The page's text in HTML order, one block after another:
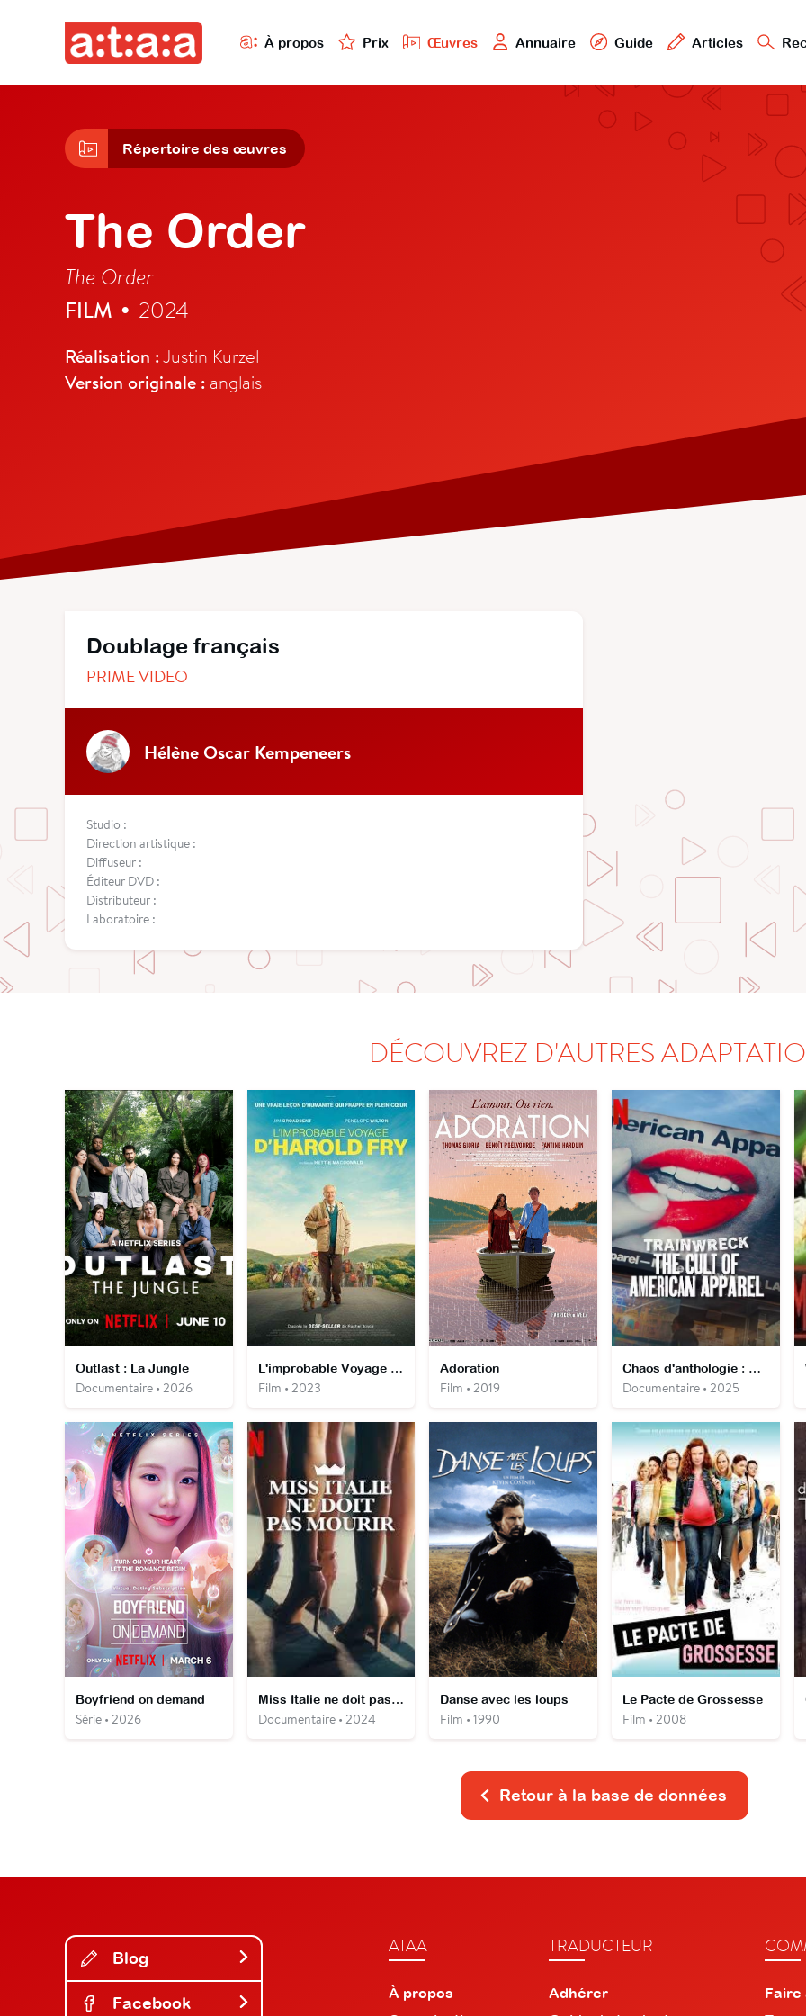
À propos Prix Œuvres Annuaire Guide Articles
Répertoire des œuvres
The Order
The Order
FILM • 2024
Réalisation :Justin Kurzel
Version originale : anglais
Doublage français
PRIME VIDEO
Hélène Oscar Kempeneers
Studio :
Direction artistique :
Diffuseur :
Éditeur DVD :
Distributeur :
Laboratoire :
DÉCOUVREZ D'AUTRES
Outlast : La Jungle
Documentaire • 2026
L'improbable Voyage d'Harold Fry
Film • 2023
Adoration
Film • 2019
Chaos d'anthologie : Sur l'autel d'American Apparel
Documentaire • 2025
Boyfriend on demand
Série • 2026
Miss Italie ne doit pas mourir
Documentaire • 2024
Danse avec les loups
Film • 1990
Le Pacte de Grossesse
Film • 2008
Retour à la base de données
Blog
Facebook
ATAA
À propos
TRADUCTEUR
Adhérer